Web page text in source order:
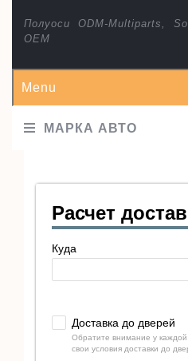
Полуоси ODM-Multiparts,
ОЕМ
Menu
МАРКА АВТО
Расчет
Куда
Доставка до дверей
Обратите внимание у
свои условия доставки до